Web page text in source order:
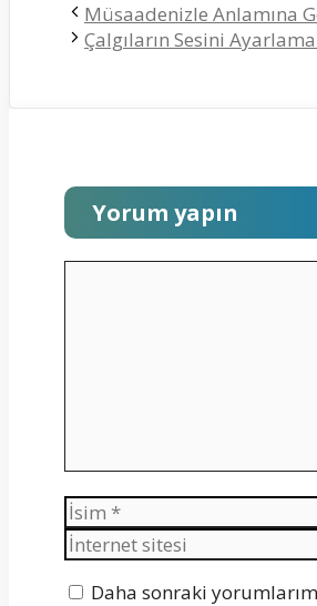
Müsaadenizle Anlamına
Çalgıların Sesini
Yorum yapın
İsim
Daha sonraki